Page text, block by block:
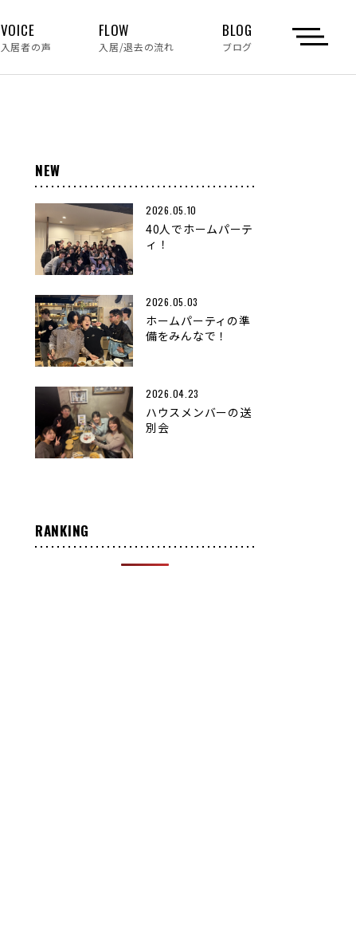
VOICE
入居者の声
FLOW
入居/退去の流れ
BLOG
ブログ
NEW
2026.05.10
40人でホームパーテ
ィ！
2026.05.03
ホームパーティの準
備をみんなで！
2026.04.23
ハウスメンバーの送
別会
RANKING